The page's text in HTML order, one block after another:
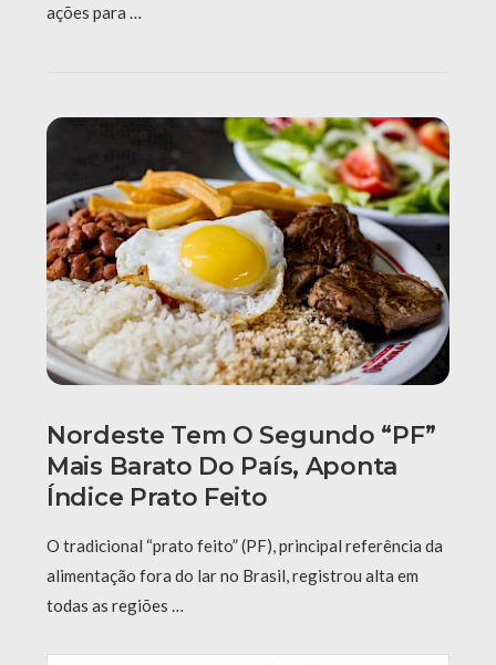
ações para …
Nordeste Tem O Segundo “PF”
Mais Barato Do País, Aponta
Índice Prato Feito
O tradicional “prato feito” (PF), principal referência da
alimentação fora do lar no Brasil, registrou alta em
todas as regiões …